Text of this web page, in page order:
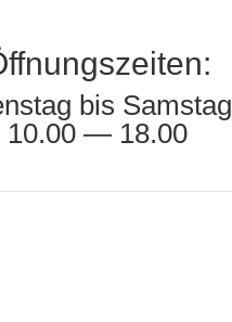
bis Samstag
10.00 — 18.00